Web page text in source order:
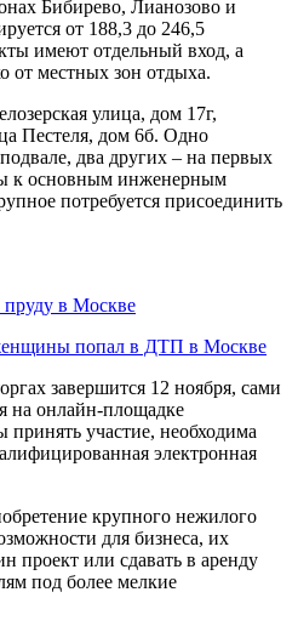
Бибирево, Лианозово и
от 188,3 до 246,5
имеют отдельный вход, а
от местных зон отдыха.
улица, дом 17г,
Пестеля, дом 6б. Одно
два других – на первых
к основным инженерным
потребуется присоединить
пруду в Москве
попал в ДТП в Москве
завершится 12 ноября, сами
на онлайн-площадке
принять участие, необходима
электронная
крупного нежилого
для бизнеса, их
проект или сдавать в аренду
под более мелкие